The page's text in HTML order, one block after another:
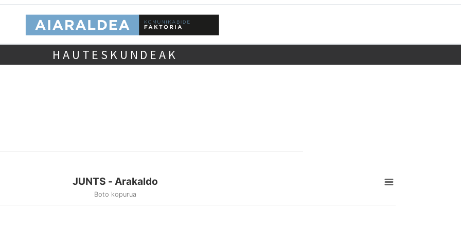
HAUTESKUNDEAK
JUNTS - Arakaldo
Boto kopurua